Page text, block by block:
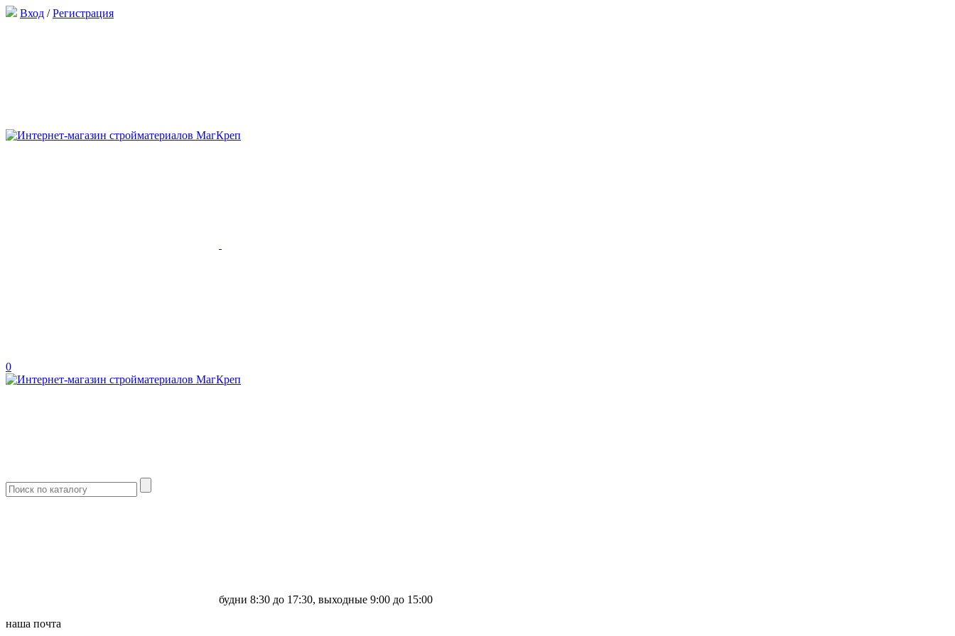
Вход /Регистрация
0
будни 8:30 до 17:30, выходные 9:00 до 15:00
наша почта